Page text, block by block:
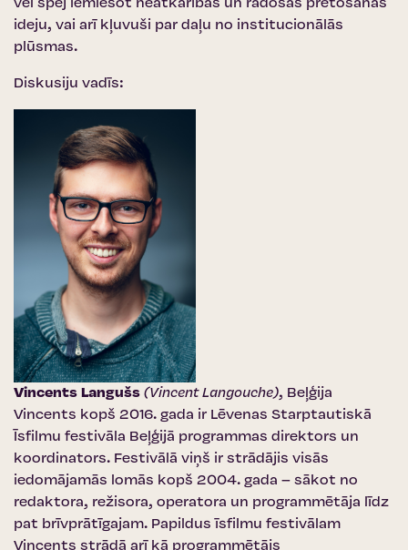
vēl spēj iemiesot neatkarības un radošas pretošanās
ideju, vai arī kļuvuši par daļu no institucionālās
plūsmas.
Diskusiju vadīs:
Vincents Langušs (Vincent Langouche), Beļģija
Vincents kopš 2016. gada ir Lēvenas Starptautiskā
Īsfilmu festivāla Beļģijā programmas direktors un
koordinators. Festivālā viņš ir strādājis visās
iedomājamās lomās kopš 2004. gada – sākot no
redaktora, režisora, operatora un programmētāja līdz
pat brīvprātīgajam. Papildus īsfilmu festivālam
Vincents strādā arī kā programmētājs